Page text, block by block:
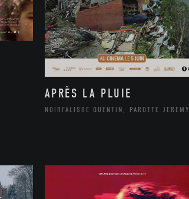
APRÈS LA PLUIE
NOIRFALISSE QUENTIN, PAROTTE JEREMY